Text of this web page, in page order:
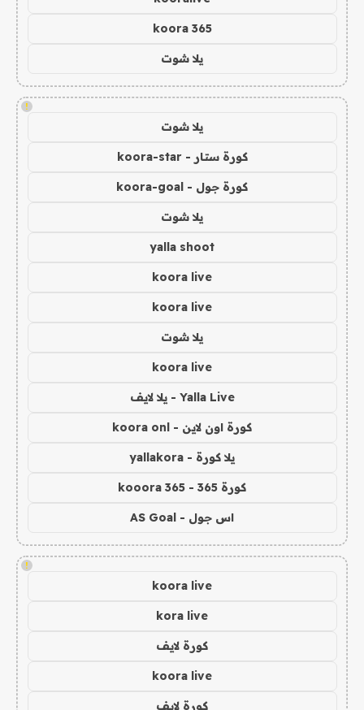
koora 365
يلا شوت
!
يلا شوت
كورة ستار - koora-star
كورة جول - koora-goal
يلا شوت
yalla shoot
koora live
koora live
يلا شوت
koora live
Yalla Live - يلا لايف
كورة اون لاين - koora onl
يلا كورة - yallakora
كورة 365 - kooora 365
اس جول - AS Goal
!
koora live
kora live
كورة لايف
koora live
كورة لايف